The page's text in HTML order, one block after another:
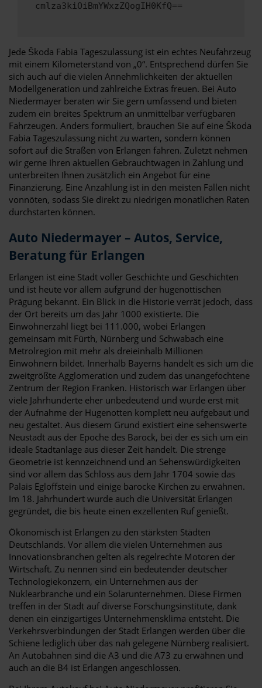
cmlza3kiOiBmYWxzZQogIH0KfQ==
Jede Škoda Fabia Tageszulassung ist ein echtes Neufahrzeug
mit einem Kilometerstand von „0“. Entsprechend dürfen Sie
sich auch auf die vielen Annehmlichkeiten der aktuellen
Modellgeneration und zahlreiche Extras freuen. Bei Auto
Niedermayer beraten wir Sie gern umfassend und bieten
zudem ein breites Spektrum an unmittelbar verfügbaren
Fahrzeugen. Anders formuliert, brauchen Sie auf eine Škoda
Fabia Tageszulassung nicht zu warten, sondern können
sofort auf die Straßen von Erlangen fahren. Zuletzt nehmen
wir gerne Ihren aktuellen Gebrauchtwagen in Zahlung und
unterbreiten Ihnen zusätzlich ein Angebot für eine
Finanzierung. Eine Anzahlung ist in den meisten Fällen nicht
vonnöten, sodass Sie direkt zu niedrigen monatlichen Raten
durchstarten können.
Auto Niedermayer – Autos, Service,
Beratung für Erlangen
Erlangen ist eine Stadt voller Geschichte und Geschichten
und ist heute vor allem aufgrund der hugenottischen
Prägung bekannt. Ein Blick in die Historie verrät jedoch, dass
der Ort bereits um das Jahr 1000 existierte. Die
Einwohnerzahl liegt bei 111.000, wobei Erlangen
gemeinsam mit Fürth, Nürnberg und Schwabach eine
Metrolregion mit mehr als dreieinhalb Millionen
Einwohnern bildet. Innerhalb Bayerns handelt es sich um die
zweitgrößte Agglomeration und zudem das unangefochtene
Zentrum der Region Franken. Historisch war Erlangen über
viele Jahrhunderte eher unbedeutend und wurde erst mit
der Aufnahme der Hugenotten komplett neu aufgebaut und
neu gestaltet. Aus diesem Grund existiert eine sehenswerte
Neustadt aus der Epoche des Barock, bei der es sich um ein
ideale Stadtanlage aus dieser Zeit handelt. Die strenge
Geometrie ist kennzeichnend und an Sehenswürdigkeiten
sind vor allem das Schloss aus dem Jahr 1704 sowie das
Palais Egloffstein und einige barocke Kirchen zu erwähnen.
Im 18. Jahrhundert wurde auch die Universität Erlangen
gegründet, die bis heute einen exzellenten Ruf genießt.
Ökonomisch ist Erlangen zu den stärksten Städten
Deutschlands. Vor allem die vielen Unternehmen aus
Innovationsbranchen gelten als regelrechte Motoren der
Wirtschaft. Zu nennen sind ein bedeutender deutscher
Technologiekonzern, ein Unternehmen aus der
Nuklearbranche und ein Solarunternehmen. Diese Firmen
treffen in der Stadt auf diverse Forschungsinstitute, dank
denen ein einzigartiges Unternehmensklima entsteht. Die
Verkehrsverbindungen der Stadt Erlangen werden über die
Schiene lediglich über das nah gelegene Nürnberg realisiert.
An Autobahnen sind die A3 und die A73 zu erwähnen und
auch an die B4 ist Erlangen angeschlossen.